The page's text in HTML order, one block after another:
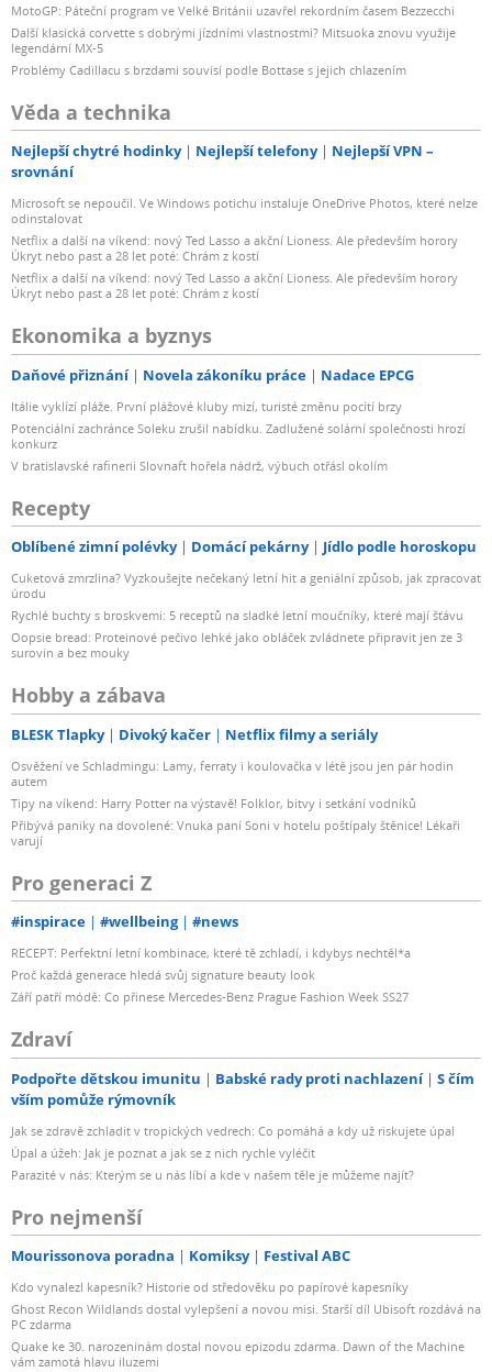
MotoGP: Páteční program ve Velké Británii uzavřel rekordním časem Bezzecchi
Další klasická corvette s dobrými jízdními vlastnostmi? Mitsuoka znovu využije
legendární MX-5
Problémy Cadillacu s brzdami souvisí podle Bottase s jejich chlazením
Věda a technika
Nejlepší chytré hodinky Nejlepší telefony
Nejlepší VPN –
srovnání
Microsoft se nepoučil. Ve Windows potichu instaluje OneDrive Photos, které nelze
odinstalovat
Netflix a další na víkend: nový Ted Lasso a akční Lioness. Ale především horory
Úkryt nebo past a 28 let poté: Chrám z kostí
Netflix a další na víkend: nový Ted Lasso a akční Lioness. Ale především horory
Úkryt nebo past a 28 let poté: Chrám z kostí
Ekonomika a byznys
Daňové přiznání Novela zákoníku práce Nadace EPCG
Itálie vyklízí pláže. První plážové kluby mizí, turisté změnu pocítí brzy
Potenciální zachránce Soleku zrušil nabídku. Zadlužené solární společnosti hrozí
konkurz
V bratislavské rafinerii Slovnaft hořela nádrž, výbuch otřásl okolím
Recepty
Oblíbené zimní polévky Domácí pekárny Jídlo podle horoskopu
Cuketová zmrzlina? Vyzkoušejte nečekaný letní hit a geniální způsob, jak zpracovat
úrodu
Rychlé buchty s broskvemi: 5 receptů na sladké letní moučníky, které mají šťávu
Oopsie bread: Proteinové pečivo lehké jako obláček zvládnete připravit jen ze 3
surovin a bez mouky
Hobby a zábava
BLESK Tlapky Divoký kačer Netflix filmy a seriály
Osvěžení ve Schladmingu: Lamy, ferraty i koulovačka v létě jsou jen pár hodin
autem
Tipy na víkend: Harry Potter na výstavě! Folklor, bitvy i setkání vodníků
Přibývá paniky na dovolené: Vnuka paní Soni v hotelu poštípaly štěnice! Lékaři
varují
Pro generaci Z
#inspirace #wellbeing #news
RECEPT: Perfektní letní kombinace, které tě zchladí, i kdybys nechtěl*a
Proč každá generace hledá svůj signature beauty look
Září patří módě: Co přinese Mercedes-Benz Prague Fashion Week SS27
Zdraví
Podpořte dětskou imunitu Babské rady proti nachlazení
S čím
vším pomůže rýmovník
Jak se zdravě zchladit v tropických vedrech: Co pomáhá a kdy už riskujete úpal
Úpal a úžeh: Jak je poznat a jak se z nich rychle vyléčit
Parazité v nás: Kterým se u nás líbí a kde v našem těle je můžeme najít?
Pro nejmenší
Mourissonova poradna Komiksy Festival ABC
Kdo vynalezl kapesník? Historie od středověku po papírové kapesníky
Ghost Recon Wildlands dostal vylepšení a novou misi. Starší díl Ubisoft rozdává na
PC zdarma
Quake ke 30. narozeninám dostal novou epizodu zdarma. Dawn of the Machine
vám zamotá hlavu iluzemi